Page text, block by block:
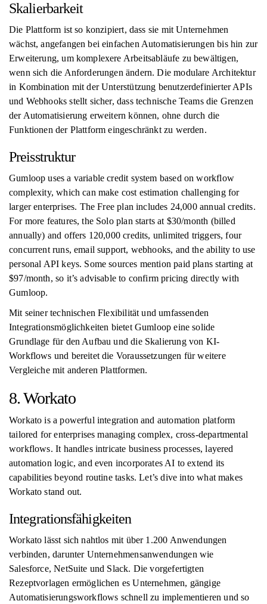
Skalierbarkeit
Die Plattform ist so konzipiert, dass sie mit Unternehmen
wächst, angefangen bei einfachen Automatisierungen bis hin zur
Erweiterung, um komplexere Arbeitsabläufe zu bewältigen,
wenn sich die Anforderungen ändern. Die modulare Architektur
in Kombination mit der Unterstützung benutzerdefinierter APIs
und Webhooks stellt sicher, dass technische Teams die Grenzen
der Automatisierung erweitern können, ohne durch die
Funktionen der Plattform eingeschränkt zu werden.
Preisstruktur
Gumloop uses a variable credit system based on workflow
complexity, which can make cost estimation challenging for
larger enterprises. The Free plan includes 24,000 annual credits.
For more features, the Solo plan starts at $30/month (billed
annually) and offers 120,000 credits, unlimited triggers, four
concurrent runs, email support, webhooks, and the ability to use
personal API keys. Some sources mention paid plans starting at
$97/month, so it’s advisable to confirm pricing directly with
Gumloop.
Mit seiner technischen Flexibilität und umfassenden
Integrationsmöglichkeiten bietet Gumloop eine solide
Grundlage für den Aufbau und die Skalierung von KI-
Workflows und bereitet die Voraussetzungen für weitere
Vergleiche mit anderen Plattformen.
8. Workato
Workato is a powerful integration and automation platform
tailored for enterprises managing complex, cross-departmental
workflows. It handles intricate business processes, layered
automation logic, and even incorporates AI to extend its
capabilities beyond routine tasks. Let’s dive into what makes
Workato stand out.
Integrationsfähigkeiten
Workato lässt sich nahtlos mit über 1.200 Anwendungen
verbinden, darunter Unternehmensanwendungen wie
Salesforce, NetSuite und Slack. Die vorgefertigten
Rezeptvorlagen ermöglichen es Unternehmen, gängige
Automatisierungsworkflows schnell zu implementieren und so